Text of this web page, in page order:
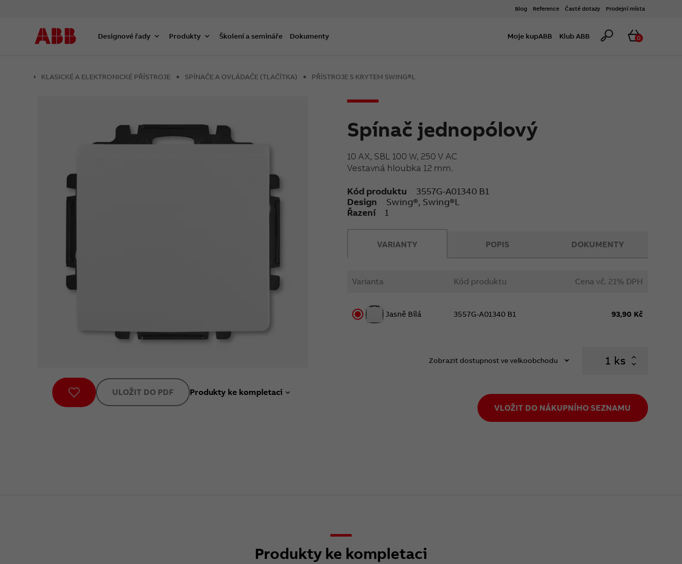
Blog Reference Časté dotazy Prodejní místa
Designové řady Produkty Školení a semináře Dokumenty Moje kupABB Klub ABB Hledat
0
KLASICKÉ A ELEKTRONICKÉ PŘÍSTROJE SPÍNAČE A OVLÁDAČE (TLAČÍTKA) PŘÍSTROJE S KRYTEM SWING®L
Spínač jednopólový
10 AX, SBL 100 W, 250 V AC
Vestavná hloubka 12 mm.
Kód produktu
3557G-A01340 B1
Design
Swing®, Swing®L
Řazení
1
ULOŽIT DO PDF Produkty ke kompletaci
VARIANTY
Varianta Kód produktu Cena vč. 21% DPH
Jasně Bílá 3557G-A01340 B1 93,90 Kč
Zobrazit dostupnost ve velkoobchodu ks
VLOŽIT DO NÁKUPNÍHO SEZNAMU
POPIS DOKUMENTY
Produkty ke kompletaci